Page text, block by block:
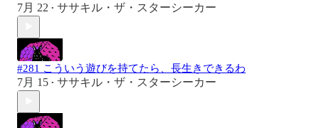
7月 22 • ササキル・ザ・スターシーカー
#281 こういう遊びを持てたら、長生きできるわ
7月 15 • ササキル・ザ・スターシーカー